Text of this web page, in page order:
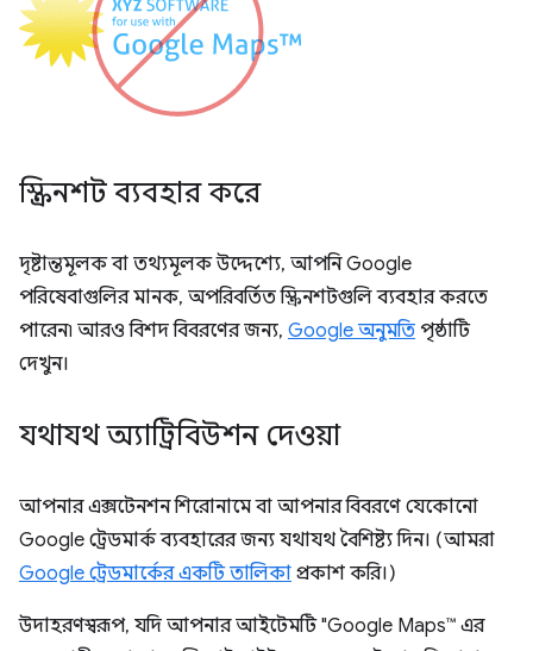
স্ক্রিনশট ব্যবহার করে
দৃষ্টান্তমূলক বা তথ্যমূলক উদ্দেশ্যে, আপনি Google
পরিষেবাগুলির মানক, অপরিবর্তিত স্ক্রিনশটগুলি ব্যবহার করতে
পারেন৷ আরও বিশদ বিবরণের জন্য, Google অনুমতি পৃষ্ঠাটি
দেখুন।
যথাযথ অ্যাট্রিবিউশন দেওয়া
আপনার এক্সটেনশন শিরোনামে বা আপনার বিবরণে যেকোনো
Google ট্রেডমার্ক ব্যবহারের জন্য যথাযথ বৈশিষ্ট্য দিন। (আমরা
Google ট্রেডমার্কের একটি তালিকা প্রকাশ করি।)
উদাহরণস্বরূপ, যদি আপনার আইটেমটি "Google Maps™ এর